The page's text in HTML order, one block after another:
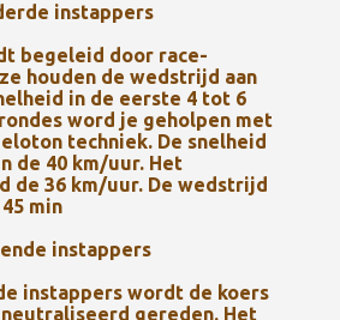
instappers
begeleid door race-
houden de wedstrijd aan
in de eerste 4 tot 6
word je geholpen met
techniek. De snelheid
de 40 km/uur. Het
de 36 km/uur. De wedstrijd
min
instappers
instappers wordt de koers
gereden. Het